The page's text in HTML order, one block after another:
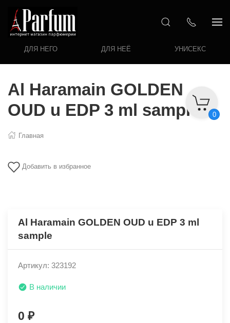
ДЛЯ НЕГО ДЛЯ НЕЁ УНИСЕКС
0
Al Haramain GOLDEN
OUD u EDP 3 ml sample
Главная
Добавить в избранное
Al Haramain GOLDEN OUD u EDP 3 ml
sample
Артикул: 323192
В наличии
0